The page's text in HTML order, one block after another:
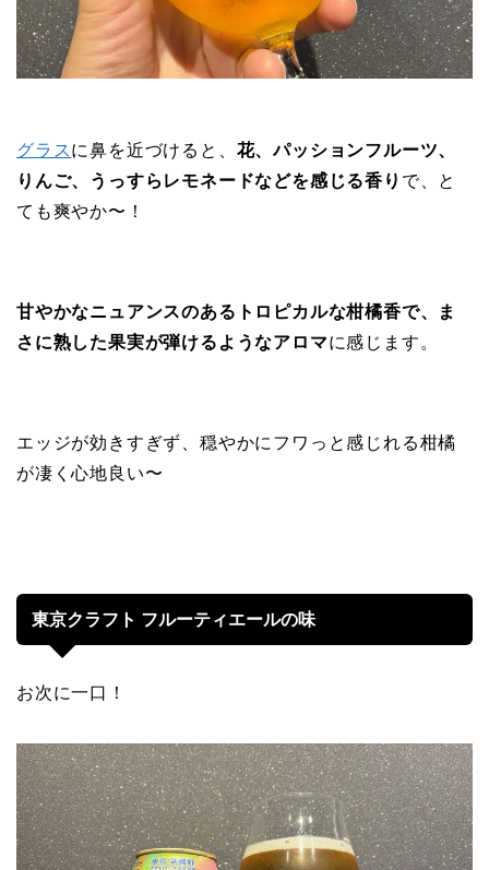
グラスに鼻を近づけると、 花、パッションフルーツ、
りんご、うっすらレモネードなどを感じる香り で、と
ても爽やか〜！
甘やかなニュアンスのあるトロピカルな柑橘香で、ま
さに熟した果実が弾けるようなアロマに感じます。
エッジが効きすぎず、穏やかにフワっと感じれる柑橘
が凄く心地良い〜
東京クラフト フルーティエールの味
お次に一口！